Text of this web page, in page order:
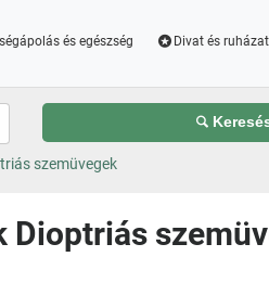
és egészség Divat és ruházat
szemüvegek
Dioptriás